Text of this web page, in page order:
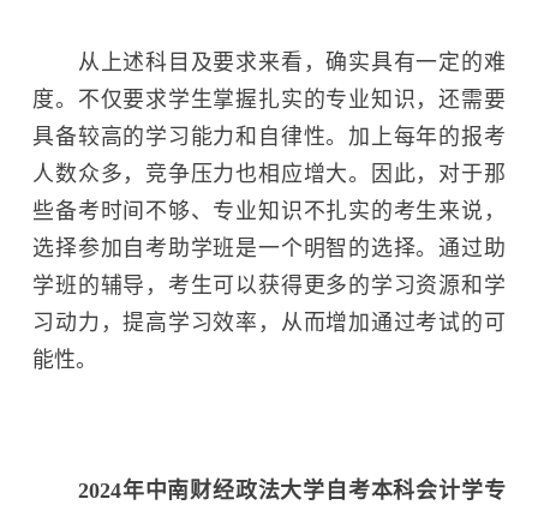
从上述科目及要求来看，确实具有一定的难
度。不仅要求学生掌握扎实的专业知识，还需要
具备较高的学习能力和自律性。加上每年的报考
人数众多，竞争压力也相应增大。因此，对于那
些备考时间不够、专业知识不扎实的考生来说，
选择参加自考助学班是一个明智的选择。通过助
学班的辅导，考生可以获得更多的学习资源和学
习动力，提高学习效率，从而增加通过考试的可
能性。
2024年中南财经政法大学自考本科会计学专